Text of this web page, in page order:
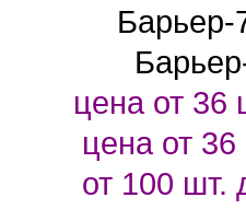
цена от 36
цена от 36
от 100 шт.